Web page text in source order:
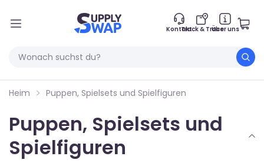
KontaktTrack & TraceÜber uns
Heim Puppen, Spielsets und Spielfiguren
Puppen, Spielsets und
Spielfiguren